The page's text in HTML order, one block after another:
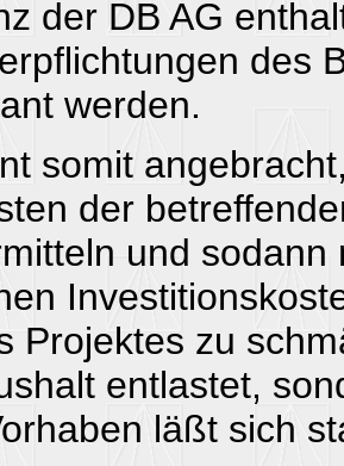
der DB AG
des
werden.
somit
der
und
Projektes zu
entlastet,
läßt sich